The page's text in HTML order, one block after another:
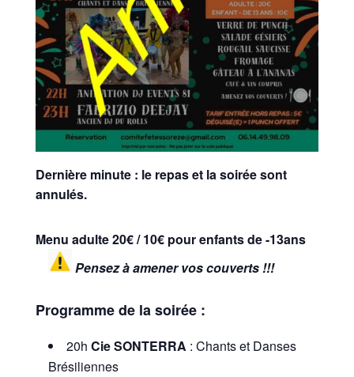
Dernière minute : le repas et la soirée sont
annulés.
Menu adulte 20€ / 10€ pour enfants de -13ans
Pensez à amener vos couverts !!!
Programme de la soirée :
20h Cie SONTERRA : Chants et Danses
Brésiliennes